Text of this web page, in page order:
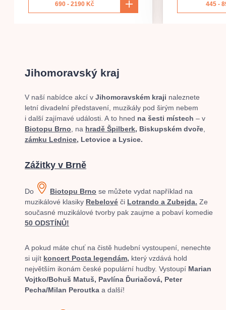
690 - 2190 Kč 445 -
Jihomoravský kraj
V naší nabídce akcí v Jihomoravském kraji naleznete
letní divadelní představení, muzikály pod širým nebem
i další zajímavé události. A to hned na šesti místech – v
Biotopu Brno , na hradě Špilberk, Biskupském dvoře
zámku Lednice, Letovice a Lysice.
Zážitky v Brně
Do Biotopu Brno se můžete vydat například na
muzikálové klasiky Rebelové či Lotrando a Zubejda. Ze
současné muzikálové tvorby pak zaujme a pobaví komedie
50 ODSTÍNŮ!
A pokud máte chuť na čistě hudební vystoupení, nenechte
si ujít koncert Pocta legendám, který vzdává hold
největším ikonám české populární hudby. Vystoupí Marian
Vojtko/Bohuš Matuš, Pavlína Ďuriačová, Peter
Pecha/Milan Peroutka a další!